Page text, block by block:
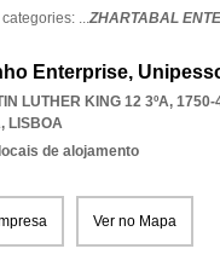
...ZHARTABAL
Enterprise,
LUTHER KING 12 3ºA, 1750-
, LISBOA
de alojamento
Ver no Mapa